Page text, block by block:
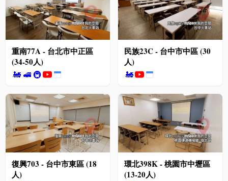
重南77A - 台北市中正區
(34-50人)
🚂 🚅 🚇
民族23C - 台中市中區 (30
人)
🚂
復興703 - 台中市東區 (18
人)
環北398K - 桃園市中壢區
(13-20人)